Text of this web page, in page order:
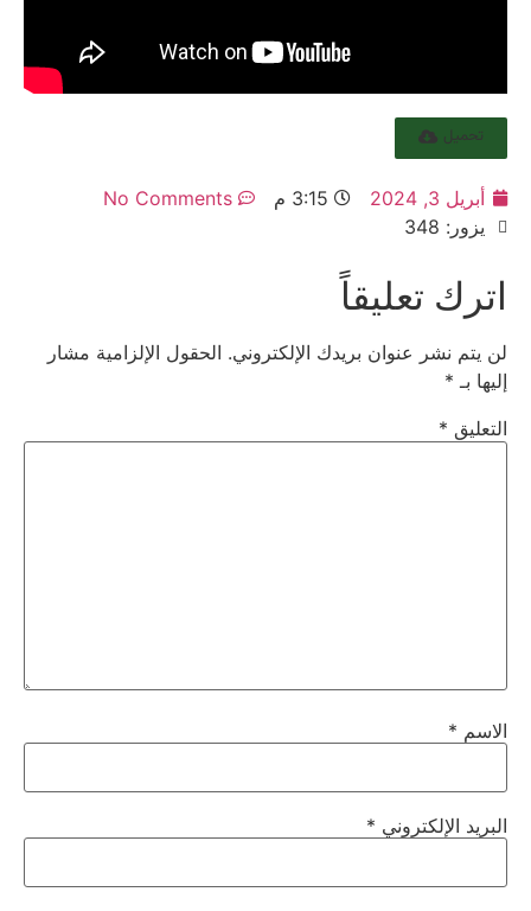
تحميل
أبريل 3, 2024 3:15 م
No Comments
يزور: 348
اترك تعليقاً
لن يتم نشر عنوان بريدك الإلكتروني. الحقول الإلزامية مشار
إليها بـ *
التعليق *
الاسم *
البريد الإلكتروني *